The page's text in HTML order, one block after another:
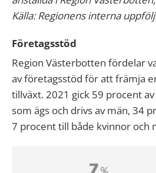
Källa: Regionens interna
Företagsstöd
Region Västerbotten fördelar
av företagsstöd för att främja
tillväxt. 2021 gick 59 procent
som ägs och drivs av män, 34
7 procent till både kvinnor och